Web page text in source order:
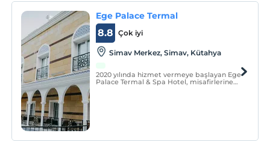
Ege Palace Termal
Çok iyi
8.8
Simav Merkez, Simav, Kütahya
2020 yılında hizmet vermeye başlayan Ege
Palace Termal & Spa Hotel, misafirlerine